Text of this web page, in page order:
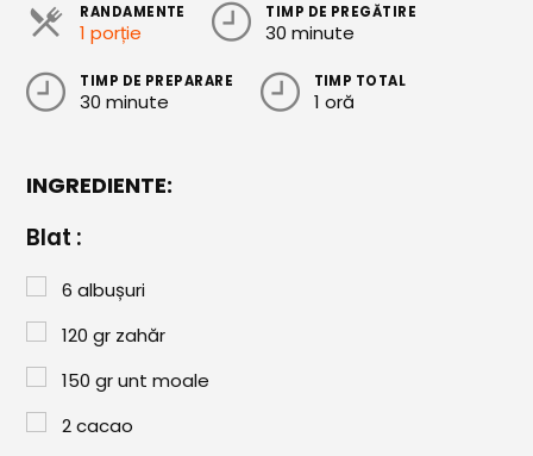
Prăjituri
Conserve
Sirop / Compot
Sosuri și Condimente
Garnituri
Pâine
Paste & Risotto
Patiserie
RANDAMENTE
1 porție
TIMP DE PREGĂTIRE
30 minute
TIMP DE PREPARARE
30 minute
TIMP TOTAL
1 oră
INGREDIENTE:
Blat :
6 albușuri
120 gr zahăr
150 gr unt moale
2 cacao